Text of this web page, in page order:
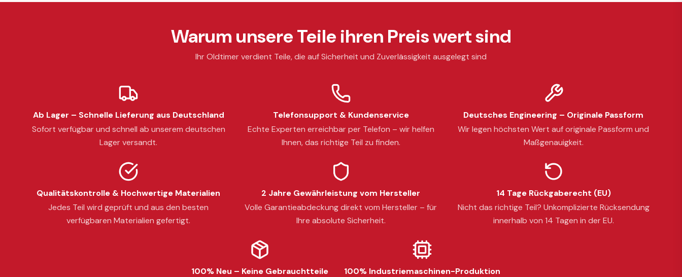
Warum unsere Teile ihren Preis wert sind
Ihr Oldtimer verdient Teile, die auf Sicherheit und Zuverlässigkeit ausgelegt sind
Ab Lager – Schnelle Lieferung aus Deutschland
Sofort verfügbar und schnell ab unserem deutschen
Lager versandt.
Telefonsupport & Kundenservice
Echte Experten erreichbar per Telefon – wir helfen
Ihnen, das richtige Teil zu finden.
Deutsches Engineering – Originale Passform
Wir legen höchsten Wert auf originale Passform und
Maßgenauigkeit.
Qualitätskontrolle & Hochwertige Materialien
Jedes Teil wird geprüft und aus den besten
verfügbaren Materialien gefertigt.
2 Jahre Gewährleistung vom Hersteller
Volle Garantieabdeckung direkt vom Hersteller – für
Ihre absolute Sicherheit.
14 Tage Rückgaberecht (EU)
Nicht das richtige Teil? Unkomplizierte Rücksendung
innerhalb von 14 Tagen in der EU.
100% Neu – Keine Gebrauchtteile
100% Industriemaschinen-Produktion